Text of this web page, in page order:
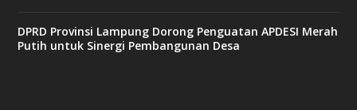
DPRD Provinsi Lampung Dorong Penguatan APDESI Merah
Putih untuk Sinergi Pembangunan Desa